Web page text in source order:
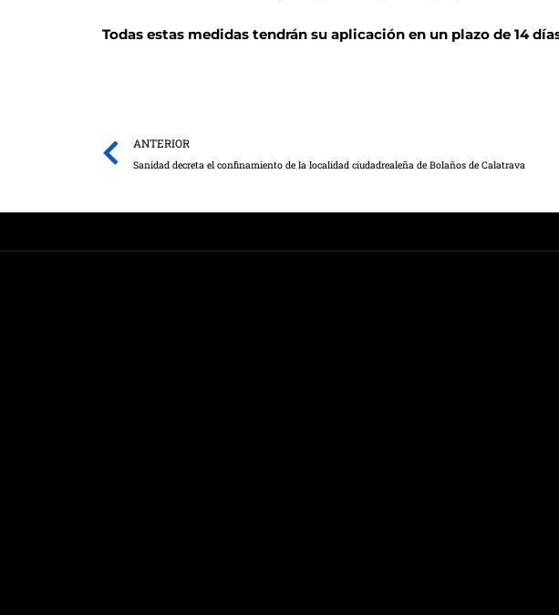
Todas estas medidas tendrán su aplicación en un plazo de 14
Prev
ANTERIOR
Sanidad decreta el confinamiento de la localidad ciudadrealeña de Bolaños de Calatrava